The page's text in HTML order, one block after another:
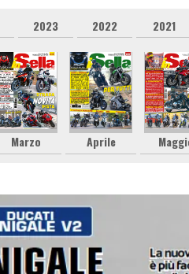
2023 2022 2021
Marzo Aprile